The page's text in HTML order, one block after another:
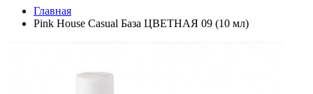
Главная
Pink House Casual База ЦВЕТНАЯ 09 (10 мл)